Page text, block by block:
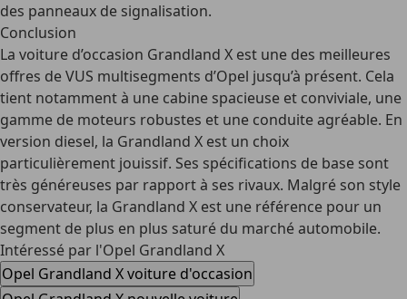
des panneaux de signalisation.
Conclusion
La voiture d’occasion Grandland X est une des meilleures
offres de VUS multisegments d’Opel jusqu’à présent. Cela
tient notamment à une cabine spacieuse et conviviale, une
gamme de moteurs robustes et une conduite agréable. En
version diesel, la Grandland X est un choix
particulièrement jouissif. Ses spécifications de base sont
très généreuses par rapport à ses rivaux. Malgré son style
conservateur, la Grandland X est une référence pour un
segment de plus en plus saturé du marché automobile.
Intéressé par l'Opel Grandland X
Opel Grandland X voiture d'occasion